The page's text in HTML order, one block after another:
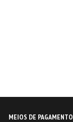
MEIOS DE PAGAMENTO